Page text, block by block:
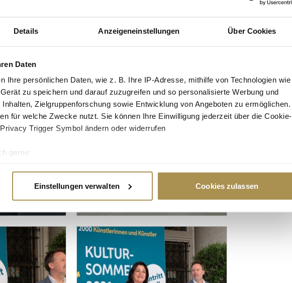
Details Anzeigeneinstellungen Über Cookies
Daten
Ihre persönlichen Daten, wie z. B. Ihre IP-Adresse, mithilfe von Technologien wie
zu speichern und darauf zuzugreifen und so personalisierte Werbung und
Zielgruppenforschung sowie Entwicklung von Angeboten zu ermöglichen.
für welche Zwecke nutzt. Sie können Ihre Einwilligung jederzeit über die Cookie-
Trigger Symbol ändern oder widerrufen
gerne:
Daten verarbeitet werden, und legen Sie Ihre Präferenzen im
Anzeigen zu personalisieren, Funktionen für soziale Medien anbieten zu können
Außerdem geben wir Informationen zu Ihrer Verwendung unserer
Werbung und Analysen weiter. Unsere Partner führen diese Informationen
die Sie ihnen bereitgestellt haben oder die sie im Rahmen Ihrer Nutzung
Einstellungen verwalten Cookies zulassen